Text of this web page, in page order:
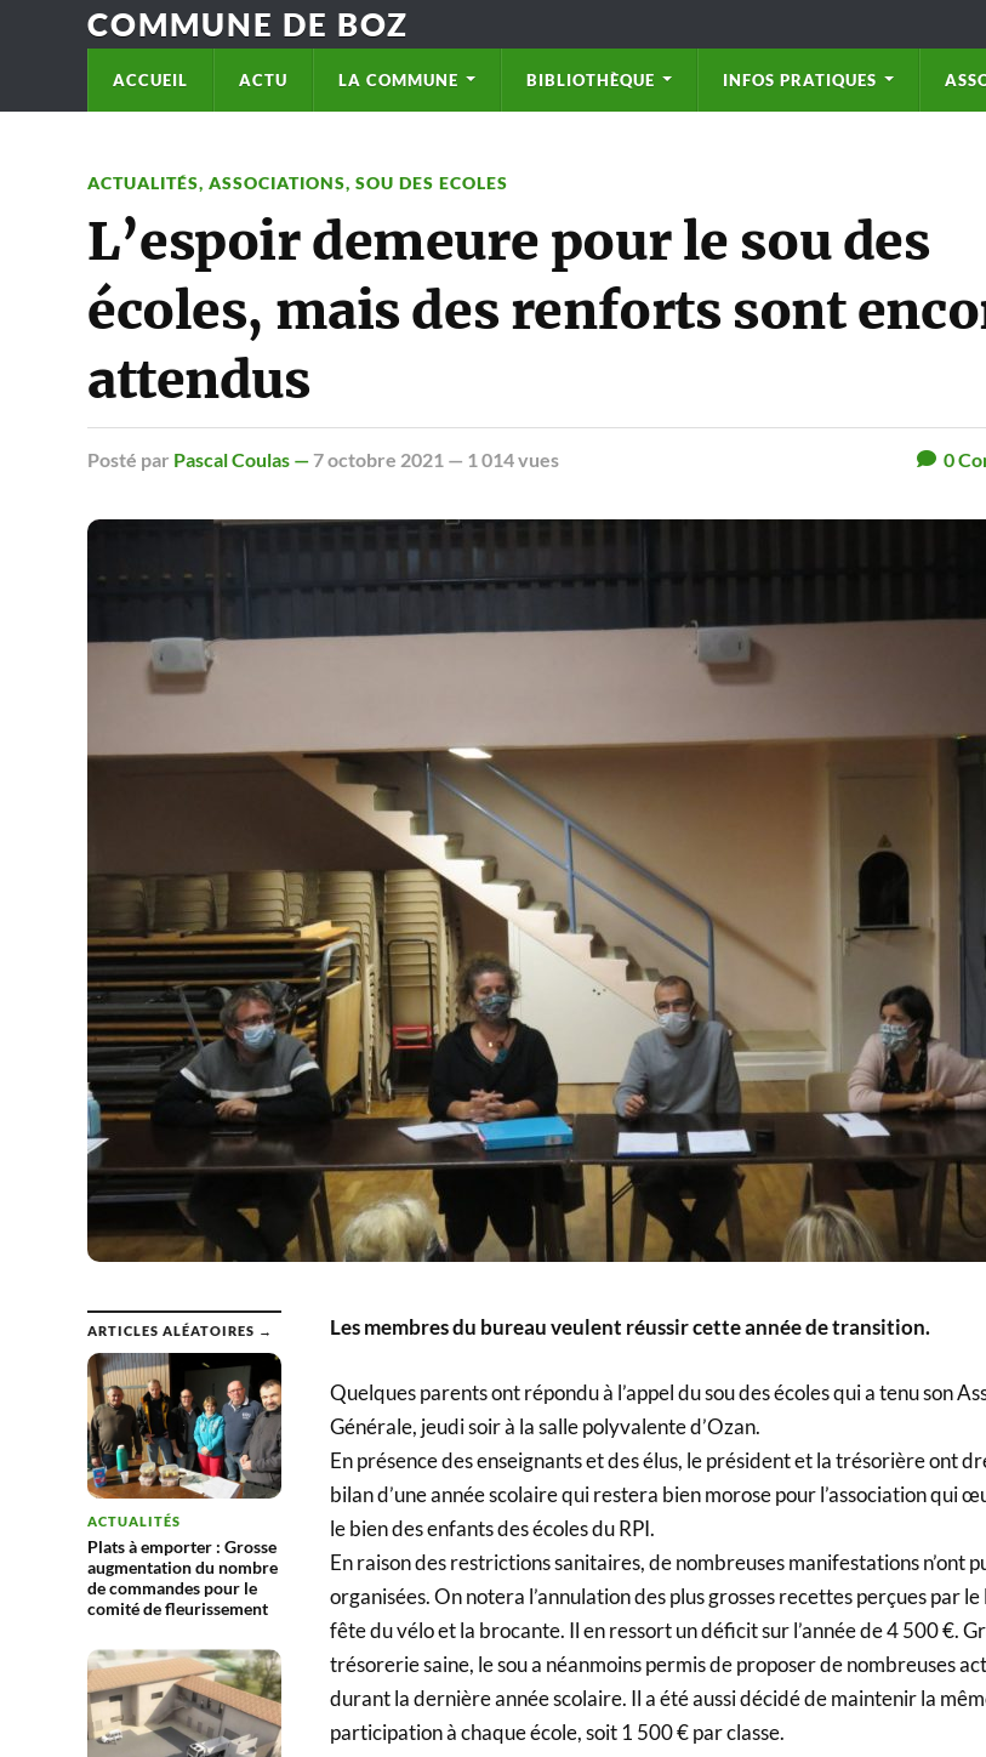
COMMUNE DE BOZ
ACCUEIL ACTU LA COMMUNE BIBLIOTHÈQUE INFOS PRATIQUES
ACTUALITÉS, ASSOCIATIONS, SOU DES ECOLES
L’espoir demeure pour le sou des
écoles, mais des renforts sont
attendus
Posté par Pascal Coulas —7 octobre 2021 — 1 014 vues 0
ARTICLES ALÉATOIRES →
ACTUALITÉS
Plats à emporter : Grosse
augmentation du nombre
de commandes pour le
comité de fleurissement
Les membres du bureau veulent réussir cette année de transition.
Quelques parents ont répondu à l’appel du sou des écoles qui a tenu son
Générale, jeudi soir à la salle polyvalente d’Ozan.
En présence des enseignants et des élus, le président et la trésorière ont
bilan d’une année scolaire qui restera bien morose pour l’association qui
le bien des enfants des écoles du RPI.
En raison des restrictions sanitaires, de nombreuses manifestations n’ont
organisées. On notera l’annulation des plus grosses recettes perçues par le
fête du vélo et la brocante. Il en ressort un déficit sur l’année de 4 500 €.
trésorerie saine, le sou a néanmoins permis de proposer de nombreuses
durant la dernière année scolaire. Il a été aussi décidé de maintenir la
participation à chaque école, soit 1 500 € par classe.